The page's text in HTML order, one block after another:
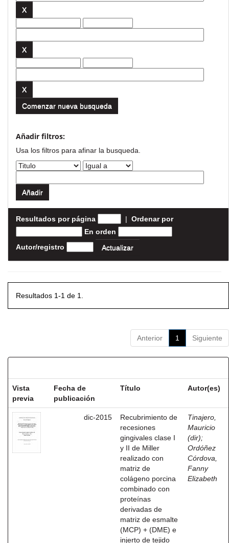
Comenzar nueva busqueda
Añadir filtros:
Usa los filtros para afinar la busqueda.
Resultados por página | Ordenar por
En orden
Autor/registro
Resultados 1-1 de 1.
Anterior 1 Siguiente
Vista
previa
Fecha de
publicación
Título Autor(es)
dic-2015
Recubrimiento de
recesiones
gingivales clase I
y II de Miller
realizado con
matriz de
colágeno porcina
combinado con
proteínas
derivadas de
matriz de esmalte
(MCP) + (DME) e
injerto de tejido
Tinajero,
Mauricio
(dir);
Ordóñez
Córdova,
Fanny
Elizabeth